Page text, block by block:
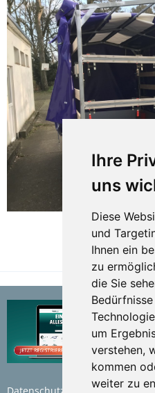
Ihre
uns
Diese
und
Ihnen ein
zu
die Sie
um
verstehen,
kommen
weiter zu